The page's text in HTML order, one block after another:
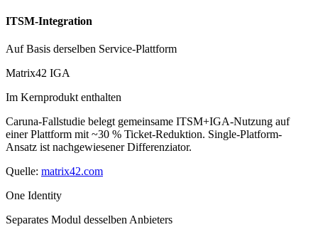
ITSM-Integration
Auf Basis derselben Service-Plattform
Matrix42 IGA
Im Kernprodukt enthalten
Caruna-Fallstudie belegt gemeinsame ITSM+IGA-Nutzung auf
einer Plattform mit ~30 % Ticket-Reduktion. Single-Platform-
Ansatz ist nachgewiesener Differenziator.
Quelle: matrix42.com
One Identity
Separates Modul desselben Anbieters